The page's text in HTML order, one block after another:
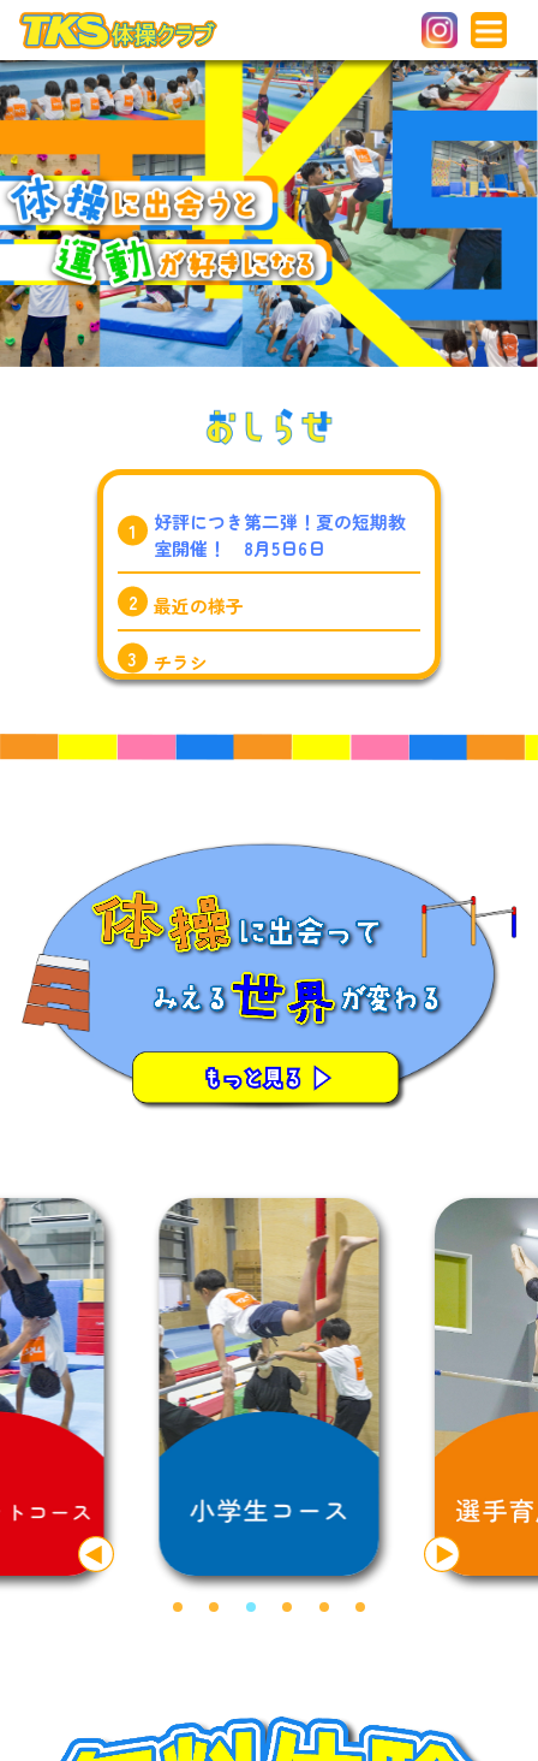
好評につき第二弾！夏の短期教
室開催！ 8月5日6日
最近の様子
チラシ
ルスタジオ開講！』
2024. 1. 31 『 新しい体操場の駐
車場について』
2024. 1. 19 『 北九州初！大型パ
ルクール施設が4月オープ
ン！』
2023. 12. 27『 ２月から新しい
体操場に移転します！』
2023. 12. 27『 大会結果を更新
しました！』
2023. 8. 18『夏休み期間の施設
開放DAYのご案内』
2023. 5. 23『テラコヤプラスに
紹介されました！』
2023. 4. 28『土曜日幼児コース
に新規ご入会で入会金が「0
ご案内』